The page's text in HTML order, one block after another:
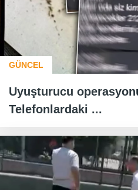
GÜNCEL
Uyuşturucu
Telefonlardaki ...